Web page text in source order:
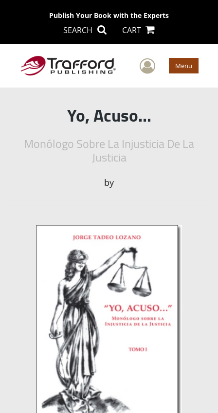
Publish Your Book with the Experts
SEARCH CART
User Menu
Yo, Acuso...
Monólogo Sobre La Injusticia De La
Justicia
by